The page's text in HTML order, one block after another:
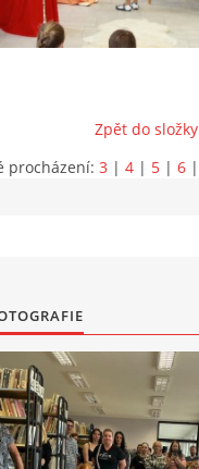
KNIHOVNY
Zpět do složky
procházení: 3 | 4 | 5 | 6 |